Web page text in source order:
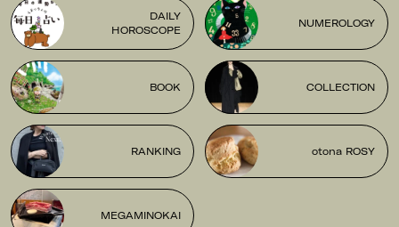
DAILY
HOROSCOPE
NUMEROLOGY
BOOK COLLECTION
RANKING otona ROSY
MEGAMINOKAI